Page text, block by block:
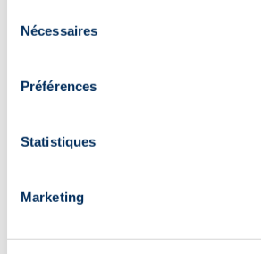
Nécessaires
Préférences
Statistiques
Marketing
vous aideront à
d’emploi et autres sujets liés aux secteurs
et de l’industrie, rejoignez-nous vite sur